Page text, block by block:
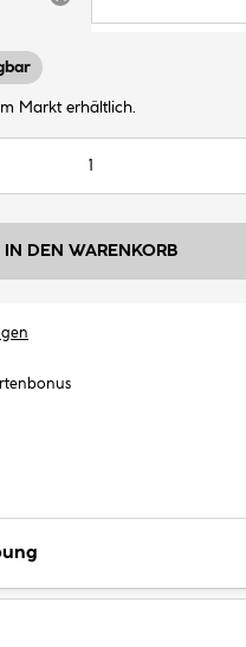
Markt erhältlich.
IN DEN WARENKORB